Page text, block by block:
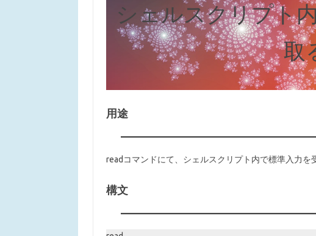
シェルスクリプト
取
用途
readコマンドにて、シェルスクリプト内で標準入力を
構文